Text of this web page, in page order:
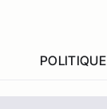
POLITIQUE